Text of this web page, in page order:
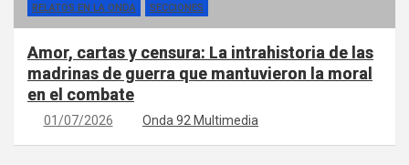
RELATOS EN LA ONDA SECCIONES
Amor, cartas y censura: La intrahistoria de las
madrinas de guerra que mantuvieron la moral
en el combate
01/07/2026 Onda 92 Multimedia